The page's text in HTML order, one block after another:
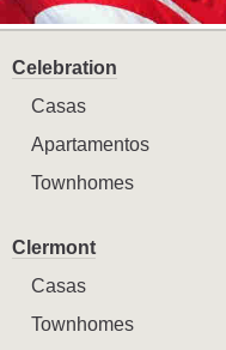
Celebration
Casas
Apartamentos
Townhomes
Clermont
Casas
Townhomes